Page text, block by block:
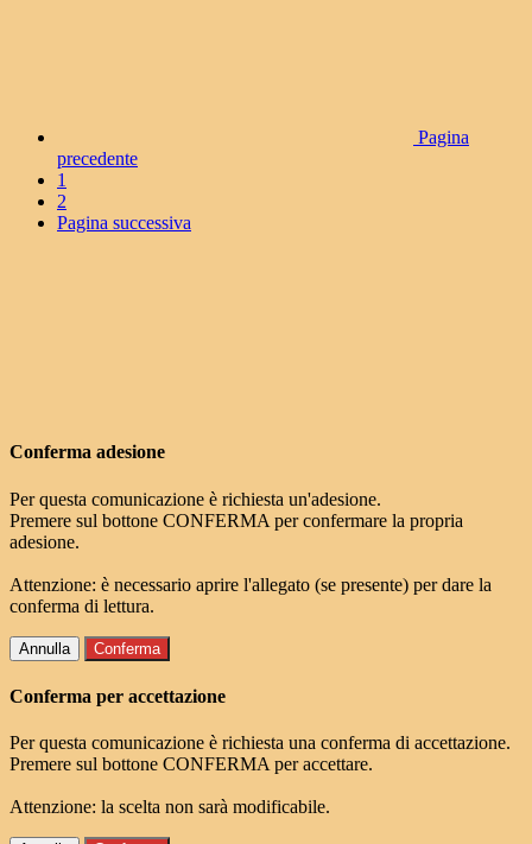
Pagina
precedente
1
2
Pagina successiva
Conferma adesione
Per questa comunicazione è richiesta un'adesione.
Premere sul bottone CONFERMA per confermare la propria
adesione.
Attenzione: è necessario aprire l'allegato (se presente) per dare la
conferma di lettura.
Annulla Conferma
Conferma per accettazione
Per questa comunicazione è richiesta una conferma di accettazione.
Premere sul bottone CONFERMA per accettare.
Attenzione: la scelta non sarà modificabile.